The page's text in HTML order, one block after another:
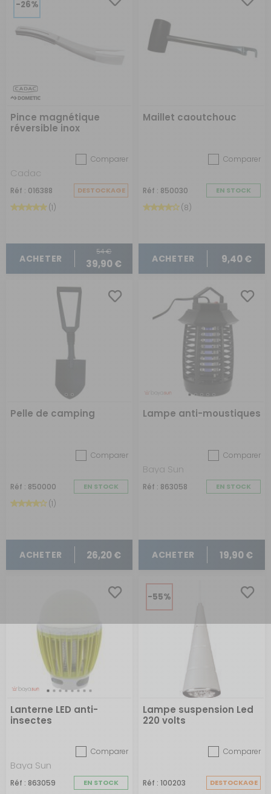
-26%
Pince magnétique
réversible inox
Comparer
Cadac
Réf : 016388 DESTOCKAGE
(1)
ACHETER
54 €
39,90 €
Maillet caoutchouc
Comparer
Réf : 850030 EN STOCK
(8)
ACHETER 9,40 €
Pelle de camping
Comparer
Réf : 850000 EN STOCK
(1)
ACHETER 26,20 €
Lampe anti-moustiques
Comparer
Baya Sun
Réf : 863058 EN STOCK
ACHETER 19,90 €
Lanterne LED anti-
insectes
Comparer
Baya Sun
Réf : 863059 EN STOCK
-55%
Lampe suspension Led
220 volts
Comparer
Réf : 100203 DESTOCKAGE